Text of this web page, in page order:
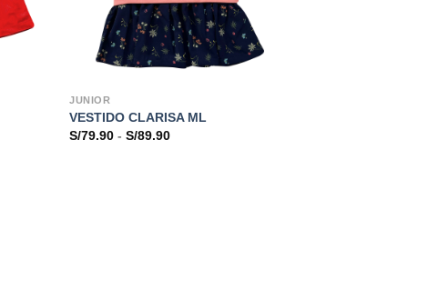
JUNIOR
VESTIDO CLARISA ML
S/79.90 - S/89.90Rango